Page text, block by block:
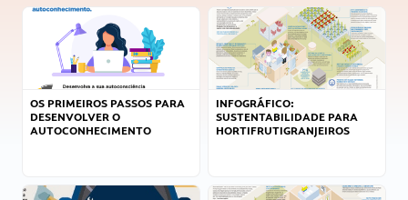
OS PRIMEIROS PASSOS PARA
DESENVOLVER O
AUTOCONHECIMENTO
INFOGRÁFICO:
SUSTENTABILIDADE PARA
HORTIFRUTIGRANJEIROS